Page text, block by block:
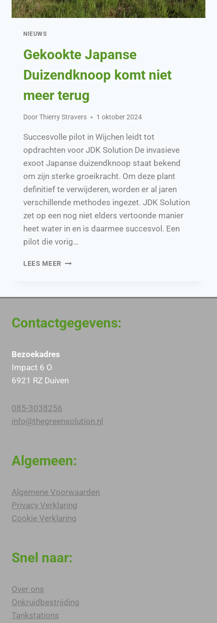
NIEUWS
Gekookte Japanse
Duizendknoop komt niet
meer terug
DoorThierry Stravers 1 oktober 2024
Succesvolle pilot in Wijchen leidt tot
opdrachten voor JDK Solution De invasieve
exoot Japanse duizendknoop staat bekend
om zijn sterke groeikracht. Om deze plant
definitief te verwijderen, worden er al jaren
verschillende methodes ingezet. JDK Solution
zet op een nog niet elders vertoonde manier
heet water in en is daarmee succesvol. Een
pilot die vorig…
LEES MEER GEKOOKTE
TERUG
Contactgegevens:
Bezoekadres
Impact 6 O
6921 RZ Duiven
085-3038256
info@thegreensolution.nl
Algemeen:
Algemene Voorwaarden
Privacy Verklaring
Cookie Verklaring
Snel naar:
Over ons
Onkruidbestrijding
Tankstations